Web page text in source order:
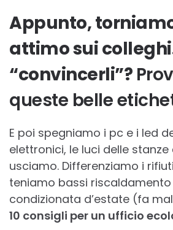
Appunto,
attimo sui
“convincerli”?
queste belle
E poi spegniamo i pc e i led
elettronici, le luci delle
usciamo. Differenziamo i
teniamo bassi riscaldamento
condizionata d’estate (fa
10 consigli per un ufficio